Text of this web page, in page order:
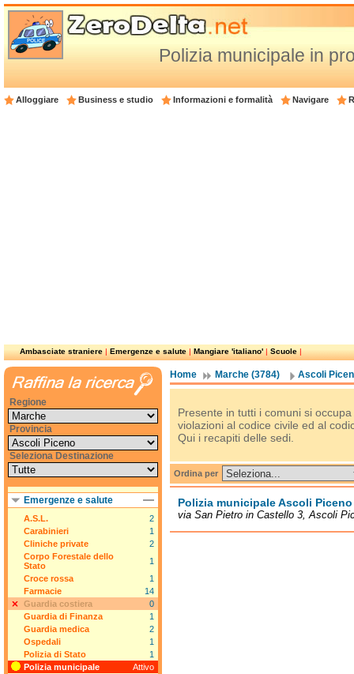
Polizia municipale in
Alloggiare Business e studio Informazioni e formalità Navigare
Ambasciate straniere|Emergenze e salute|Mangiare 'italiano'|Scuole|
Home Marche (3784) Ascoli
Presente in tutti i comuni si
violazioni al codice civile ed al
Qui i recapiti delle sedi.
Ordina per
Polizia municipale Ascoli Piceno
via San Pietro in Castello 3, Ascoli
Regione
Provincia
Seleziona Destinazione
Emergenze e salute
A.S.L.
2
Carabinieri
1
Cliniche private
2
Corpo Forestale dello
Stato
1
Croce rossa
1
Farmacie
14
Guardia costiera
0
Guardia di Finanza
1
Guardia medica
2
Ospedali
1
Polizia di Stato
1
Polizia municipale
Attivo